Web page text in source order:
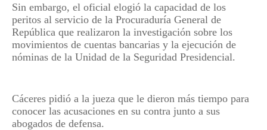
Sin embargo, el oficial elogió la capacidad de los
peritos al servicio de la Procuraduría General de
República que realizaron la investigación sobre los
movimientos de cuentas bancarias y la ejecución de
nóminas de la Unidad de la Seguridad Presidencial.
Cáceres pidió a la jueza que le dieron más tiempo para
conocer las acusaciones en su contra junto a sus
abogados de defensa.